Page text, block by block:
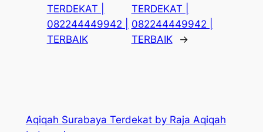
TERDEKAT |
082244449942 |
TERBAIK
TERDEKAT |
082244449942 |
TERBAIK
→
Aqiqah Surabaya Terdekat by Raja Aqiqah